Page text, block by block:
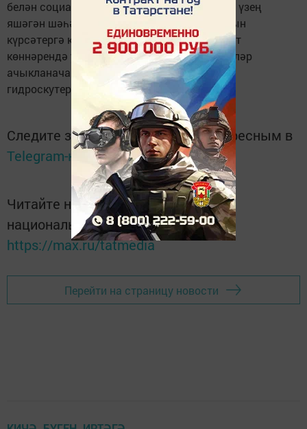
белән социаль челтәрләргә урнаштырырга, үзең
яшәгән шәһәр һәм сайлау участогы номерын
күрсәтергә кирәк. Тавыш бирү (ул 20-25 март
көннәрендә уза) үткәрелгәннән соң, җиңүчеләр
ачыкланачак. Аларга айфон, велосипед һәм
гидроскутерлар тапшырылачак.
Следите за самым важным и интересным в
Telegram-каналеТатмедиа
Читайте новости Татарстана в
национальном мессенджере MАХ:
https://max.ru/tatmedia
Перейти на страницу новости